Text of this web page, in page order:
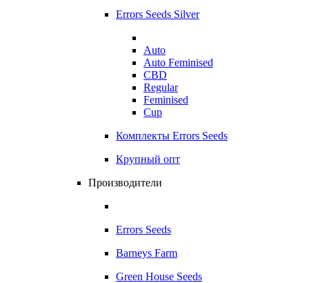
Errors Seeds Silver
Auto
Auto Feminised
CBD
Regular
Feminised
Cup
Комплекты Errors Seeds
Крупный опт
Производители
Errors Seeds
Barneys Farm
Green House Seeds